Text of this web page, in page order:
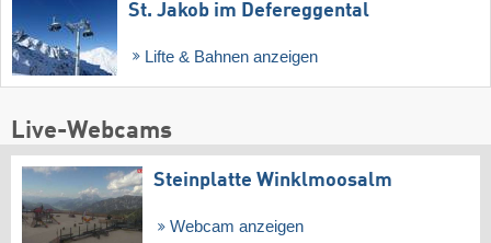
St. Jakob im Defereggental
Lifte & Bahnen anzeigen
Live-Webcams
Steinplatte Winklmoosalm
Webcam anzeigen